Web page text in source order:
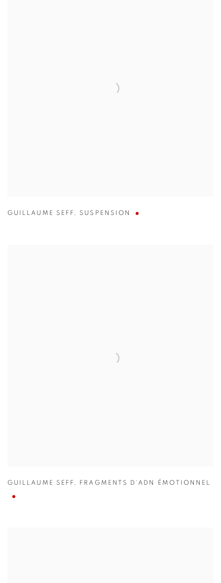
GUILLAUME SEFF , SUSPENSION
GUILLAUME SEFF , FRAGMENTS D’ADN ÉMOTIONNEL